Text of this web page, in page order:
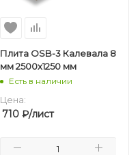
Плита OSB-3 Калевала 8
мм 2500х1250 мм
Есть в наличии
Цена:
710₽/лист